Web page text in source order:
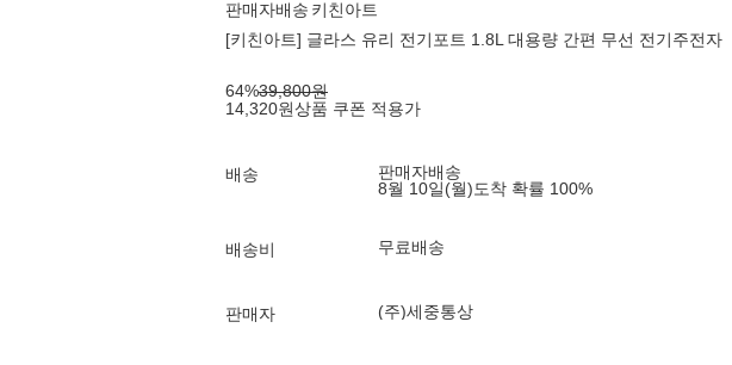
판매자배송 키친아트
[키친아트] 글라스 유리 전기포트 1.8L 대용량 간편 무선 전기주전자
64%39,800원
14,320원상품 쿠폰 적용가
배송
판매자배송
8월 10일(월)도착 확률 100%
배송비 무료배송
판매자 (주)세중통상